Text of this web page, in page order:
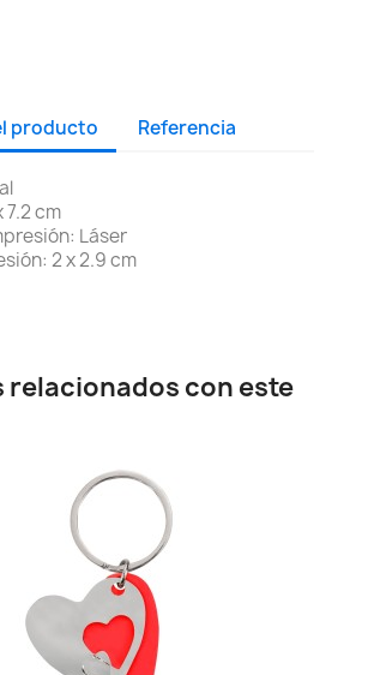
producto Referencia
7.2 cm
Láser
2 x 2.9 cm
relacionados con este